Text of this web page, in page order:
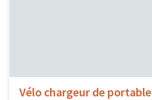
Vélo chargeur de portable